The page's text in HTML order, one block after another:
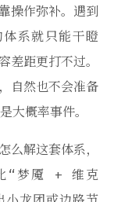
操作弥补。遇到
系就只能干瞪
差距更打不过。
自然也不会准备
大概率事件。
解这套体系，
“梦魇 + 维克